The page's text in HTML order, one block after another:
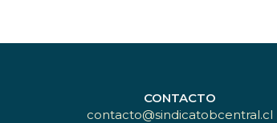
CONTACTO
contacto@sindicatobcentral.cl